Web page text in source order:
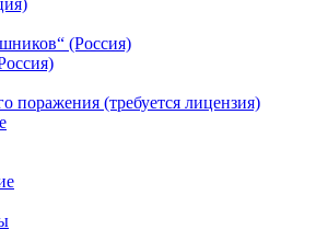
(Россия)
поражения (требуется лицензия)